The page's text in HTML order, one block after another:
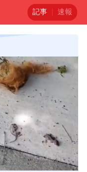
記事 速報